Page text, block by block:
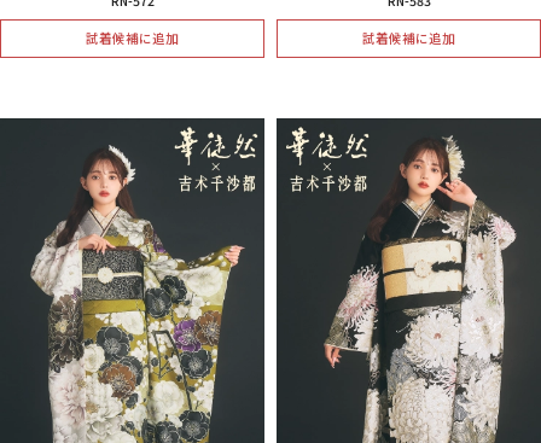
試着候補に追加 試着候補に追加